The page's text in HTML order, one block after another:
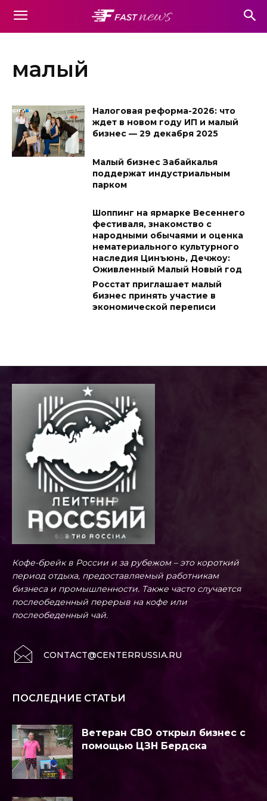
малый
Налоговая реформа-2026: что
ждет в новом году ИП и малый
бизнес — 29 декабря 2025
Малый бизнес Забайкалья
поддержат индустриальным
парком
Шоппинг на ярмарке Весеннего
фестиваля, знакомство с
народными обычаями и оценка
нематериального культурного
наследия Цинъюнь, Дечжоу:
Оживленный Малый Новый год
Росстат приглашает малый
бизнес принять участие в
экономической переписи
Кофе-брейк в России и за рубежом – это короткий
период отдыха, предоставляемый работникам
бизнеса и промышленности. Также часто случается
послеобеденный перерыв на кофе или
послеобеденный чай.
CONTACT@CENTERRUSSIA.RU
ПОСЛЕДНИЕ СТАТЬИ
Ветеран СВО открыл бизнес с
помощью ЦЗН Бердска